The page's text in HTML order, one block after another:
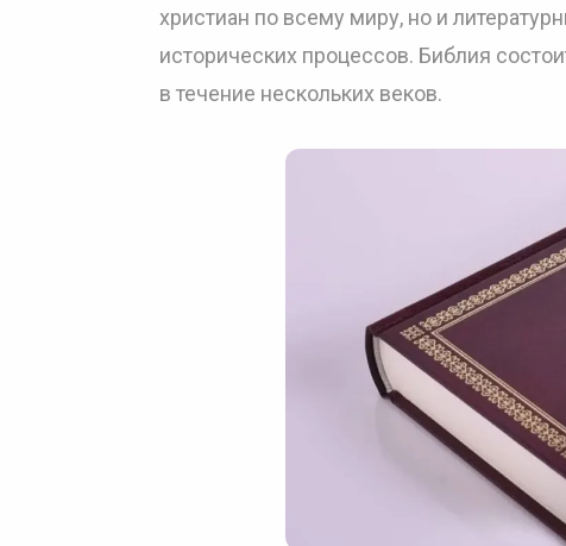
христиан по всему миру, но и
исторических процессов. Библия
в течение нескольких веков.